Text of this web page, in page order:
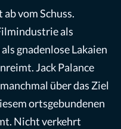
vom Schuss.
als
gnadenlose Lakaien
Jack Palance
über das Ziel
ortsgebundenen
Nicht verkehrt